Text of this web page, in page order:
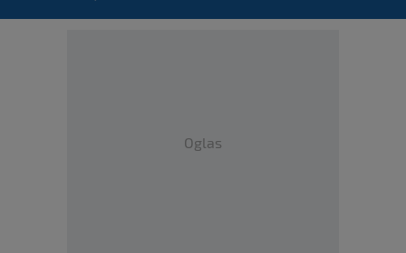
Oglas